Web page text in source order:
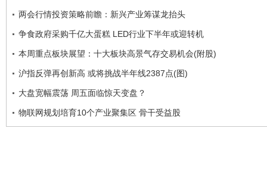
两会行情投资策略前瞻：新兴产业筹谋龙抬头
争食政府采购千亿大蛋糕 LED行业下半年或迎转机
本周重点板块展望：十大板块高景气存交易机会(附股)
沪指反弹再创新高 或将挑战半年线2387点(图)
大盘宽幅震荡 周五面临惊天变盘？
物联网规划培育10个产业聚集区 骨干受益股